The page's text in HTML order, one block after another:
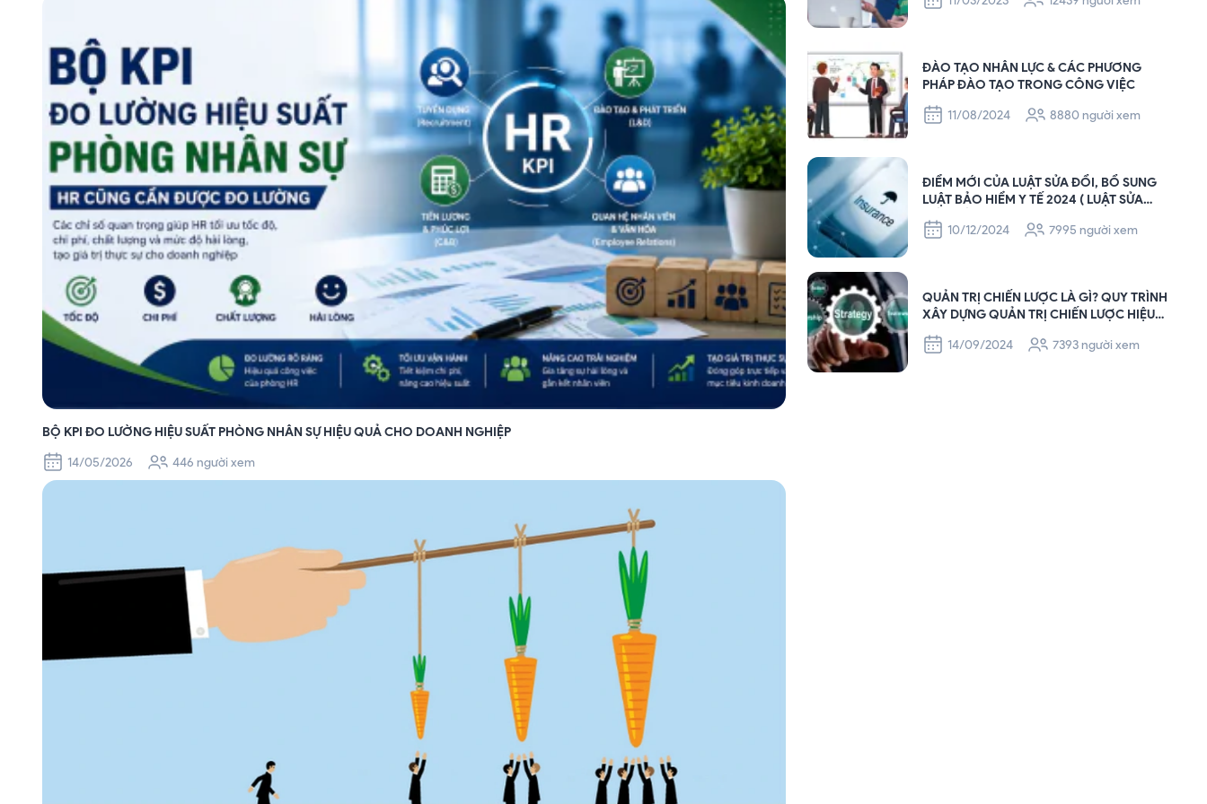
BỘ KPI ĐO LƯỜNG HIỆU SUẤT PHÒNG NHÂN SỰ HIỆU QUẢ CHO DOANH NGHIỆP
14/05/2026
446 người xem
ĐÀO TẠO NHÂN LỰC & CÁC PHƯƠNG
PHÁP ĐÀO TẠO TRONG CÔNG VIỆC
11/08/2024
8880 người xem
ĐIỂM MỚI CỦA LUẬT SỬA ĐỔI, BỔ SUNG
LUẬT BẢO HIỂM Y TẾ 2024 ( LUẬT SỬA
ĐỔI, BỔ SUNG MỘT SỐ ĐIỀU CỦA LUẬT
BHYT SẼ CÓ HIỆU LỰC THI HÀNH TỪ NGÀY
10/12/2024 7995 người xem
QUẢN TRỊ CHIẾN LƯỢC LÀ GÌ? QUY TRÌNH
XÂY DỰNG QUẢN TRỊ CHIẾN LƯỢC HIỆU
QUẢ
14/09/2024
7393 người xem